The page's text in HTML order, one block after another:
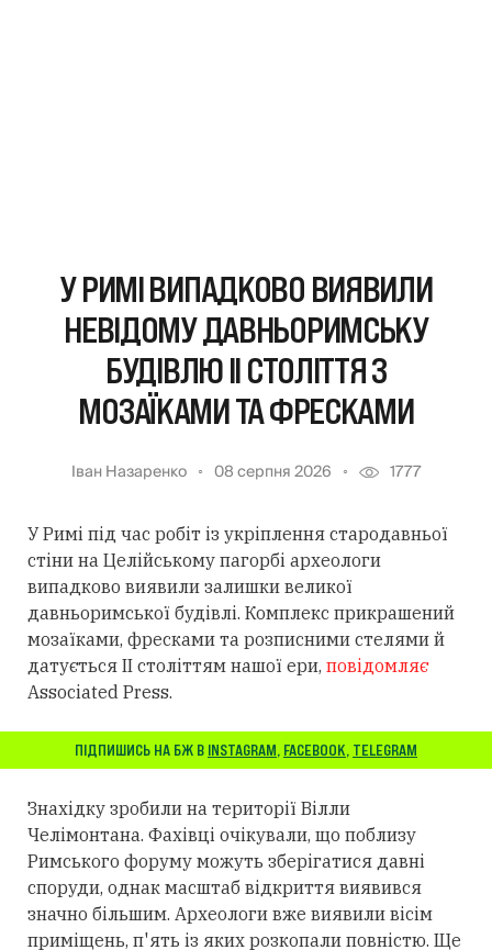
У РИМІ ВИПАДКОВО ВИЯВИЛИ
НЕВІДОМУ ДАВНЬОРИМСЬКУ
БУДІВЛЮ II СТОЛІТТЯ З
МОЗАЇКАМИ ТА ФРЕСКАМИ
Іван Назаренко 08 серпня 2026 1777
У Римі під час робіт із укріплення стародавньої
стіни на Целійському пагорбі археологи
випадково виявили залишки великої
давньоримської будівлі. Комплекс прикрашений
мозаїками, фресками та розписними стелями й
датується II століттям нашої ери, повідомляє
Associated Press.
ПІДПИШИСЬ НА БЖ В INSTAGRAM, FACEBOOK, TELEGRAM
Знахідку зробили на території Вілли
Челімонтана. Фахівці очікували, що поблизу
Римського форуму можуть зберігатися давні
споруди, однак масштаб відкриття виявився
значно більшим. Археологи вже виявили вісім
приміщень, п'ять із яких розкопали повністю. Ще